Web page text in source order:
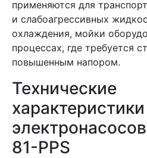
применяются для
и слабоагрессивных
охлаждения, мойки
процессах, где требуется
повышенным напором.
Технические
81-PPS